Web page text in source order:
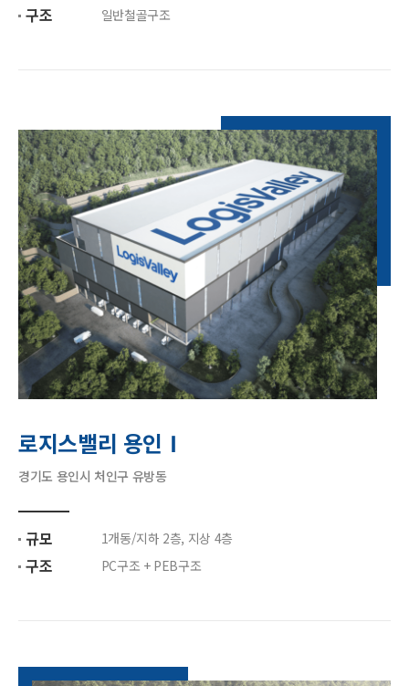
구조 일반철골구조
로지스밸리 용인Ⅰ
경기도 용인시 처인구 유방동
규모 1개동/지하 2층, 지상 4층
구조 PC구조 + PEB구조